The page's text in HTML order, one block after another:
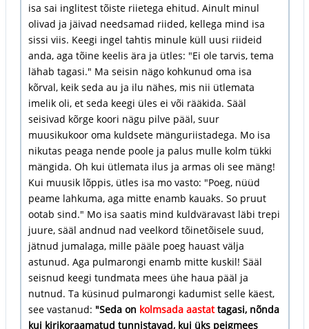
isa sai inglitest tõiste riietega ehitud. Ainult minul
olivad ja jäivad needsamad riided, kellega mind isa
sissi viis. Keegi ingel tahtis minule küll uusi riideid
anda, aga tõine keelis ära ja ütles: "Ei ole tarvis, tema
lähab tagasi." Ma seisin nägo kohkunud oma isa
kõrval, keik seda au ja ilu nähes, mis nii ütlemata
imelik oli, et seda keegi üles ei või rääkida. Sääl
seisivad kõrge koori nägu pilve pääl, suur
muusikukoor oma kuldsete mänguriistadega. Mo isa
nikutas peaga nende poole ja palus mulle kolm tükki
mängida. Oh kui ütlemata ilus ja armas oli see mäng!
Kui muusik lõppis, ütles isa mo vasto: "Poeg, nüüd
peame lahkuma, aga mitte enamb kauaks. So pruut
ootab sind." Mo isa saatis mind kuldväravast läbi trepi
juure, sääl andnud nad veelkord tõinetõisele suud,
jätnud jumalaga, mille pääle poeg hauast välja
astunud. Aga pulmarongi enamb mitte kuskil! Sääl
seisnud keegi tundmata mees ühe haua pääl ja
nutnud. Ta küsinud pulmarongi kadumist selle käest,
see vastanud: "Seda on kolmsada aastattagasi, nõnda
kui kirikoraamatud tunnistavad, kui üks peigmees